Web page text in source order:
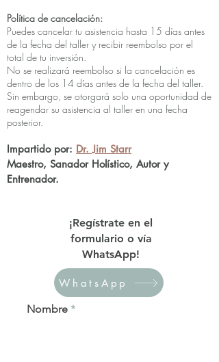
Política de cancelación:
Puedes cancelar tu asistencia hasta 15 días antes
de la fecha del taller y recibir reembolso por el
total de tu inversión.
No se realizará reembolso si la cancelación es
dentro de los 14 días antes de la fecha del taller.
Sin embargo, se otorgará solo una oportunidad de
reagendar su asistencia al taller en una fecha
posterior.
Impartido por: Dr. Jim Starr
Maestro, Sanador Holístico, Autor y
Entrenador.
¡Regístrate en el
formulario o vía
WhatsApp!
WhatsApp
Nombre